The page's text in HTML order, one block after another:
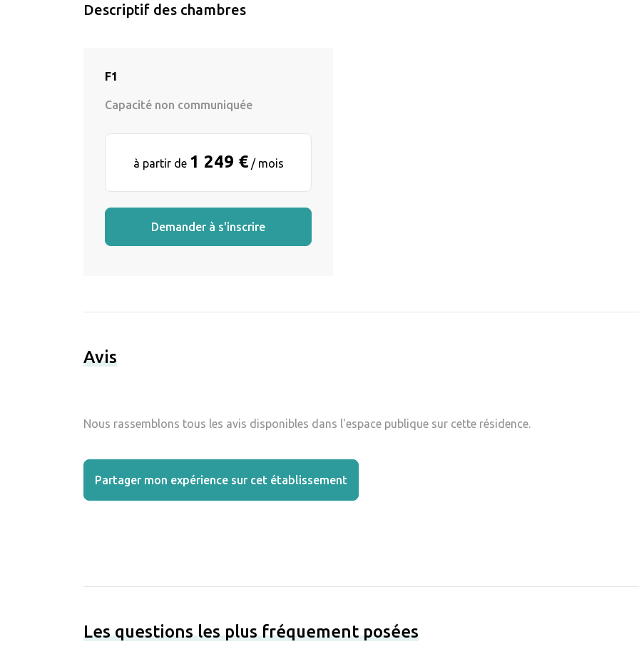
Descriptif des chambres
F1
Capacité non communiquée
à partir de 1 249 €/ mois
Demander à s'inscrire
Avis
Nous rassemblons tous les avis disponibles dans l'espace publique sur cette résidence.
Partager mon expérience sur cet établissement
Les questions les plus fréquement posées